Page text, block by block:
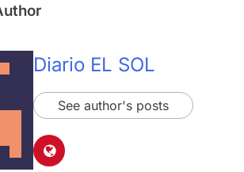
Diario EL SOL
See author's posts